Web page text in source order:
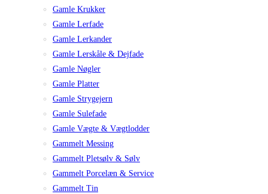
Gamle Krukker
Gamle Lerfade
Gamle Lerkander
Gamle Lerskåle & Dejfade
Gamle Nøgler
Gamle Platter
Gamle Strygejern
Gamle Sulefade
Gamle Vægte & Vægtlodder
Gammelt Messing
Gammelt Pletsølv & Sølv
Gammelt Porcelæn & Service
Gammelt Tin